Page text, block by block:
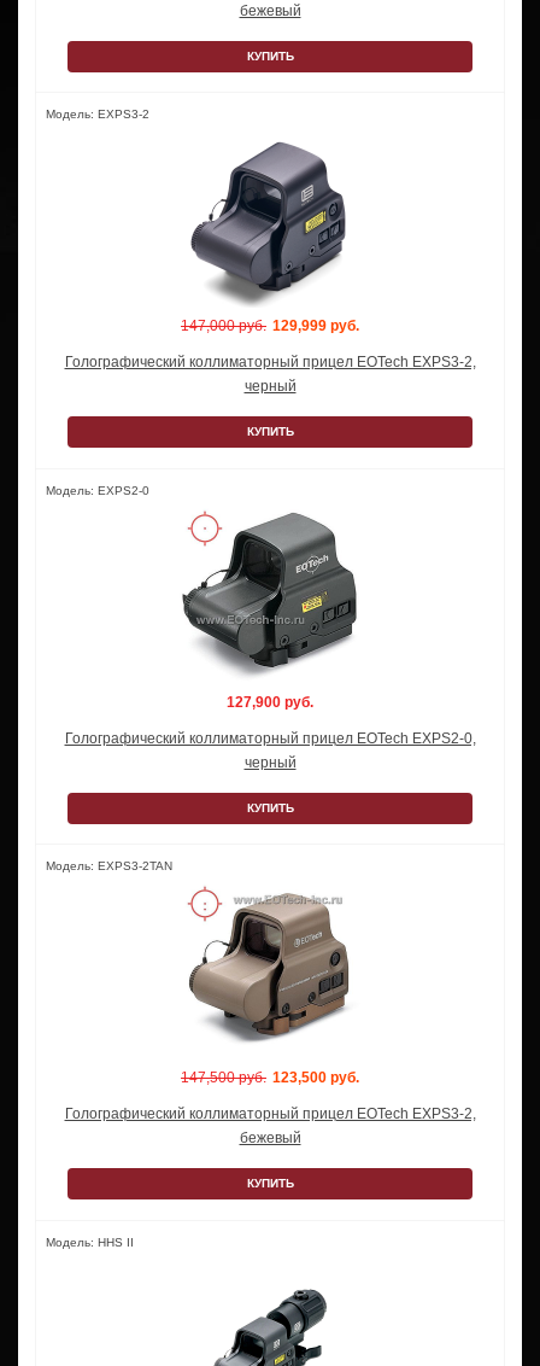
бежевый
КУПИТЬ
Модель: EXPS3-2
147,000 руб. 129,999 руб.
Голографический коллиматорный прицел EOTech EXPS3-2,
черный
КУПИТЬ
Модель: EXPS2-0
127,900 руб.
Голографический коллиматорный прицел EOTech EXPS2-0,
черный
КУПИТЬ
Модель: EXPS3-2TAN
147,500 руб. 123,500 руб.
Голографический коллиматорный прицел EOTech EXPS3-2,
бежевый
КУПИТЬ
Модель: HHS II